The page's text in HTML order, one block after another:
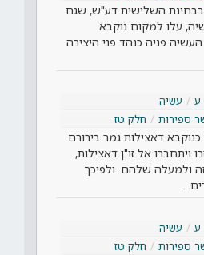
בבחינת השלישית דע"ש, שגם
עלו למקום נוקבא
פניה כנהד פני היצירה
ע
עשיה
ספירות חלק טז
דאצילות גמר בירורם
ויתחברו אל זו"ן דאצילות,
ולמעלה שלהם. ולפיכך
ע
עשיה
ספירות חלק טז